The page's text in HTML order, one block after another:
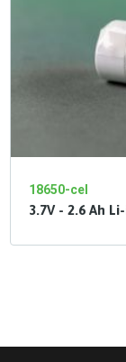
18650-cel
3.7V - 2.6 Ah